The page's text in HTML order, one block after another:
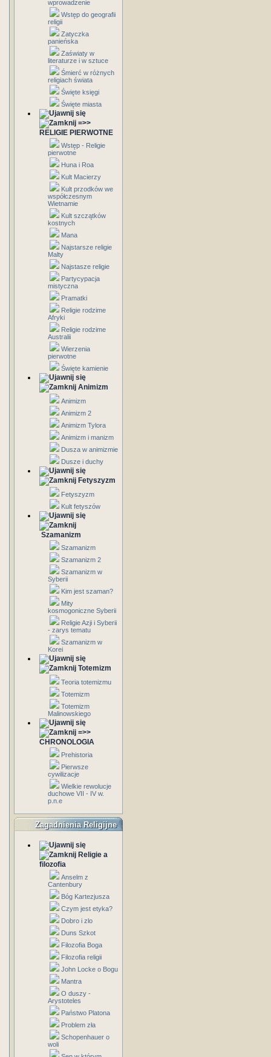
wprowadzenie
Wstęp do geografii
religii
Zatyczka
panieńska
Zaświaty w
literaturze i w sztuce
Śmierć w różnych
religiach świata
Święte księgi
Święte miasta
=>>
RELIGIE PIERWOTNE
Wstęp - Religie
pierwotne
Huna i Roa
Kult Macierzy
Kult przodków we
współczesnym
Wietnamie
Kult szczątków
kostnych
Mana
Najstarsze religie
Malty
Najstasze religie
Partycypacja
mistyczna
Pramatki
Religie rodzime
Afryki
Religie rodzime
Australii
Wierzenia
pierwotne
Święte kamienie
Animizm
Animizm
Animizm 2
Animizm Tylora
Animizm i manizm
Dusza w animizmie
Dusze i duchy
Fetyszyzm
Fetyszyzm
Kult fetyszów
Szamanizm
Szamanizm
Szamanizm 2
Szamanizm w
Syberii
Kim jest szaman?
Mity
kosmogoniczne Syberii
Religie Azji i Syberii
- zarys tematu
Szamanizm w
Korei
Totemizm
Teoria totemizmu
Totemizm
Totemizm
Malinowskiego
=>>
CHRONOLOGIA
Prehistoria
Pierwsze
cywilizacje
Wielkie rewolucje
duchowe VII - IV w.
p.n.e
Zagadnienia Religijne
Religie a
filozofia
Anselm z
Cantenbury
Bóg Kartezjusza
Czym jest etyka?
Dobro i zlo
Duns Szkot
Filozofia Boga
Filozofia religii
John Locke o Bogu
Mantra
O duszy -
Arystoteles
Państwo Platona
Problem zła
Schopenhauer o
woli